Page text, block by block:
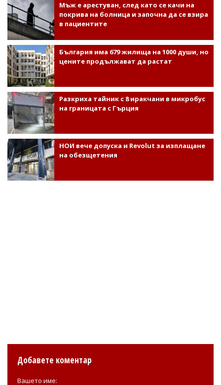
Мъж е арестуван, след като се качи на
покрива на болница и започна да се взира
в пациентите
България има 679 жилища на 1000 души, но
цените продължават да растат
Разкриха тайник с 8 иракчани в микробус
на границата с Гърция
НОИ вече допуска и Revolut за изплащане
на обезщетения
Добавете коментар
Вашето име: